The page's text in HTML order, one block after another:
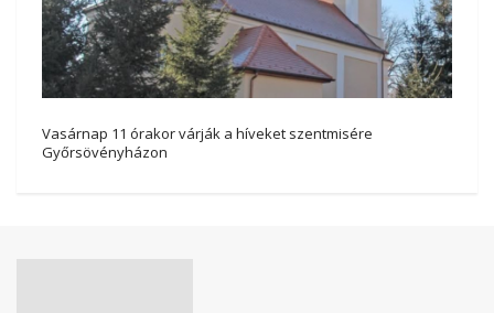
Vasárnap 11 órakor várják a híveket szentmisére
Győrsövényházon